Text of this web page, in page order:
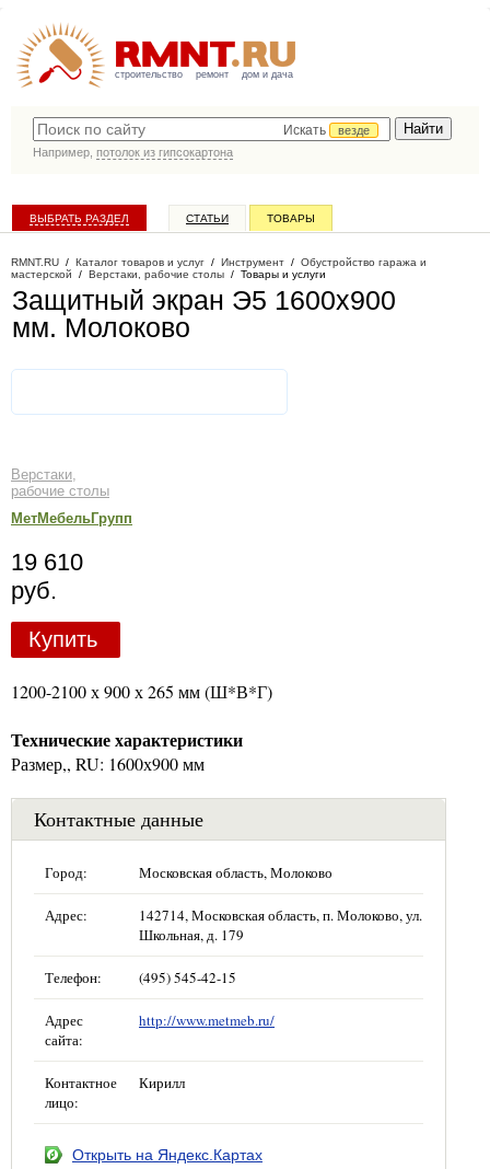
строительство ремонт дом и дача
Искать
везде
Например, потолок из гипсокартона
ВЫБРАТЬ РАЗДЕЛ СТАТЬИ ТОВАРЫ
RMNT.RU / Каталог товаров и услуг / Инструмент / Обустройство гаража и
мастерской / Верстаки, рабочие столы / Товары и услуги
Защитный экран Э5 1600х900
мм. Молоково
Верстаки,
рабочие столы
МетМебельГрупп
19 610
руб.
Купить
1200-2100 х 900 х 265 мм (Ш*В*Г)
Технические характеристики
Размер,, RU: 1600х900 мм
Контактные данные
Город: Московская область, Молоково
Адрес:
142714, Московская область, п. Молоково, ул.
Школьная, д. 179
Телефон: (495) 545-42-15
Адрес
сайта:
http://www.metmeb.ru/
Контактное
лицо:
Кирилл
Открыть на Яндекс.Картах